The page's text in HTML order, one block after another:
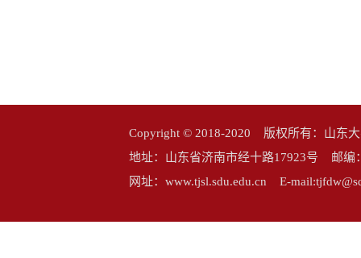
Copyright © 2018-2020 版权所有：山东
地址：山东省济南市经十路17923号 邮
网址：www.tjsl.sdu.edu.cn E-